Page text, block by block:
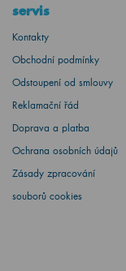
servis
Kontakty
Obchodní podmínky
Odstoupení od smlouvy
Reklamační řád
Doprava a platba
Ochrana osobních údajů
Zásady zpracování
souborů cookies